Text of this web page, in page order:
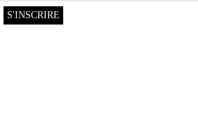
S'INSCRIRE